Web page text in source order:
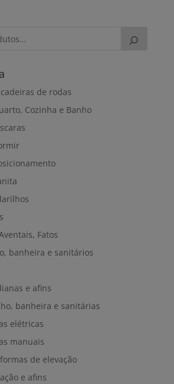
4.389,00€
de rodas
Cozinha e Banho
Fatos
banheira e sanitários
e afins
banheira e sanitárias
elétricas
manuais
de elevação
e afins